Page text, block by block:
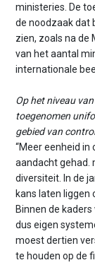
ministeries. De
de noodzaak dat
zien, zoals na de
van het aantal
internationale
Op het niveau
toegenomen
gebied van
“Meer eenheid
aandacht gehad.
diversiteit. In de
kans laten liggen
Binnen de
dus eigen
moest dertien
te houden op de